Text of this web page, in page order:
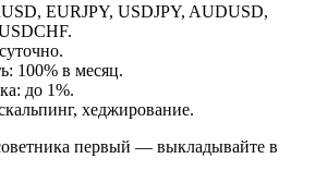
EURJPY, USDJPY, AUDUSD,
100% в месяц.
до 1%.
хеджирование.
первый — выкладывайте в